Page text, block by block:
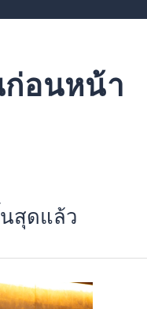
ก่อนหน้า
สุดแล้ว